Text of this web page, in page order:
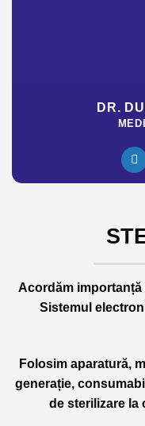
DR.
Acordăm
Sistemul
Folosim aparatură,
generație,
de sterilizare la